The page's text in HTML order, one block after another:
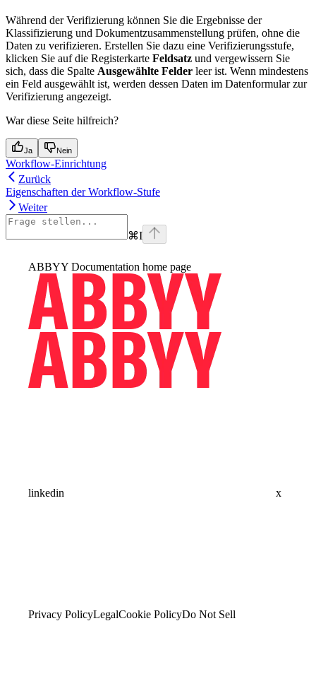
Während der Verifizierung können Sie die Ergebnisse der
Klassifizierung und Dokumentzusammenstellung prüfen, ohne die
Daten zu verifizieren. Erstellen Sie dazu eine Verifizierungsstufe,
klicken Sie auf die Registerkarte Feldsatz und vergewissern Sie
sich, dass die Spalte Ausgewählte Felder leer ist. Wenn mindestens
ein Feld ausgewählt ist, werden dessen Daten im Datenformular zur
Verifizierung angezeigt.
War diese Seite hilfreich?
Ja Nein
Workflow-Einrichtung
Zurück
Eigenschaften der Workflow-Stufe
Weiter
⌘I
ABBYY Documentation home page
linkedin x
Privacy PolicyLegalCookie PolicyDo Not Sell